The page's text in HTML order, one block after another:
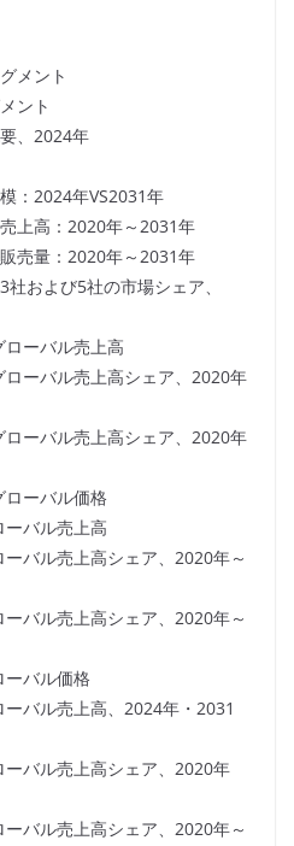
メント
ント
、2024年
：2024年VS2031年
上高：2020年～2031年
売量：2020年～2031年
および5社の市場シェア、
ローバル売上高
ローバル売上高シェア、2020年
ローバル売上高シェア、2020年
ローバル価格
ーバル売上高
ーバル売上高シェア、2020年～
ーバル売上高シェア、2020年～
ーバル価格
ーバル売上高、2024年・2031
ーバル売上高シェア、2020年
ーバル売上高シェア、2020年～